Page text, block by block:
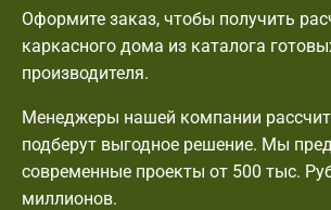
Оформите заказ, чтобы получить
каркасного дома из каталога
производителя.
Менеджеры нашей компании
подберут выгодное решение. Мы
современные проекты от 500 тыс.
миллионов.